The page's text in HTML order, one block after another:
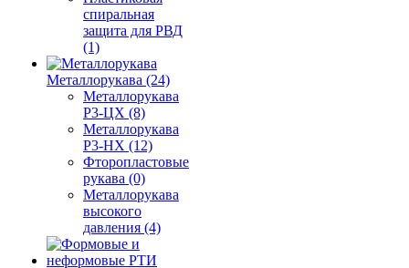
спиральная
защита для РВД
(1)
Металлорукава (24)
Металлорукава
Р3-ЦХ (8)
Металлорукава
Р3-НХ (12)
Фторопластовые
рукава (0)
Металлорукава
высокого
давления (4)